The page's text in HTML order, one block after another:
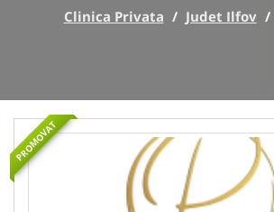
Clinica Privata / Judet Ilfov /
PROMOVAT